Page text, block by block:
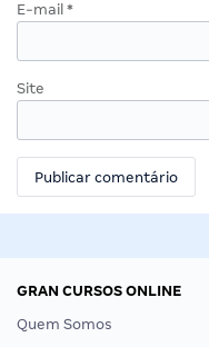
E-mail *
Site
GRAN CURSOS ONLINE
Quem Somos